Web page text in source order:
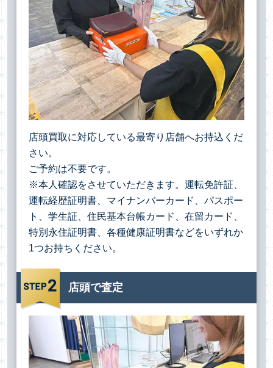
店頭買取に対応している最寄り店舗へお持込くだ
さい。
ご予約は不要です。
※本人確認をさせていただきます。運転免許証、
運転経歴証明書、マイナンバーカード、パスポー
ト、学生証、住民基本台帳カード、在留カード、
特別永住証明書、各種健康証明書などをいずれか
1つお持ちください。
店頭で査定